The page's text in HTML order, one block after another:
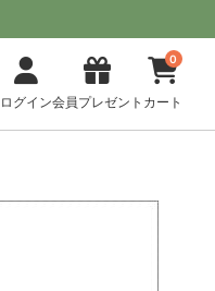
ログイン会員プレゼント
0
カート